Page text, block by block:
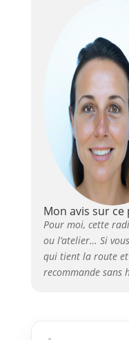
Mon avis sur
Pour moi, cette
ou l’atelier… Si
qui tient la route
recommande sans